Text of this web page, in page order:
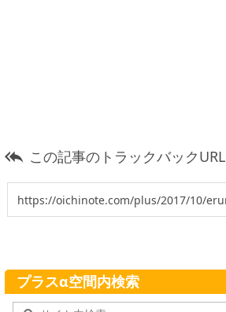
 この記事のトラックバックURL
プラスα空間内検索